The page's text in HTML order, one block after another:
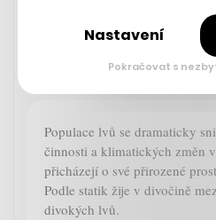
Populace lvů se dramaticky
činnosti a klimatických změn
přicházejí o své přirozené
Podle statik žije v divočině
divokých lvů.
Nastavení
Pokračovat s